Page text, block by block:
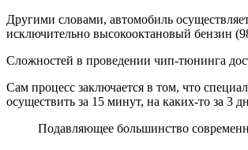
Другими словами, автомобиль
исключительно высокооктановый бензин
Сложностей в проведении чип-тюнинга
Сам процесс заключается в том, что
осуществить за 15 минут, на каких-то за 3
Подавляющее большинство